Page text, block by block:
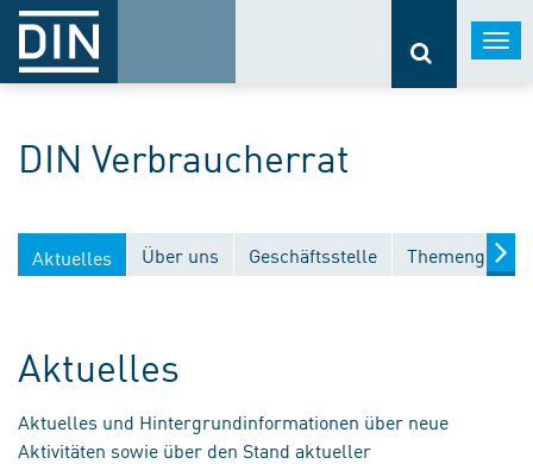
DIN Verbraucherrat
Aktuelles Über uns Geschäftsstelle
Aktuelles
Aktuelles und Hintergrundinformationen über neue
Aktivitäten sowie über den Stand aktueller